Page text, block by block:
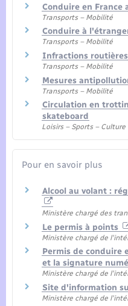
Conduire en France
Transports – Mobilité
Conduire à
Transports – Mobilité
Infractions routières
Transports – Mobilité
Mesures
Transports – Mobilité
Circulation en
skateboard
Loisirs – Sports – Culture
Pour en savoir plus
Alcool au volant :
Ministère chargé des
Le permis à points
Ministère chargé de
Permis de conduire
et la signature
Ministère chargé de
Site d'information
Ministère chargé de